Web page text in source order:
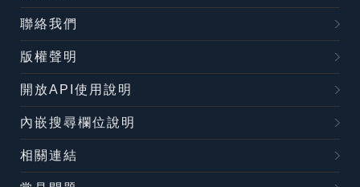
聯絡我們
版權聲明
開放API使用說明
內嵌搜尋欄位說明
相關連結